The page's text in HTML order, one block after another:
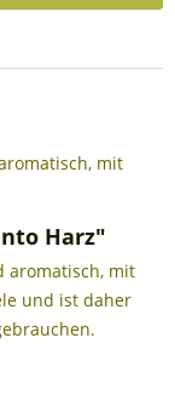
mit
Harz"
aromatisch, mit
und ist daher